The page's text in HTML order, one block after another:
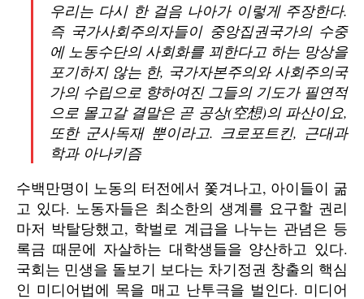
우리는 다시 한 걸음 나아가 이렇게 주장한다.
즉 국가사회주의자들이 중앙집권국가의 수중
에 노동수단의 사회화를 꾀한다고 하는 망상을
포기하지 않는 한, 국가자본주의와 사회주의국
가의 수립으로 향하여진 그들의 기도가 필연적
으로 몰고갈 결말은 곧 공상(空想)의 파산이요,
또한 군사독재 뿐이라고. 크로포트킨, 근대과
학과 아나키즘
수백만명이 노동의 터전에서 쫓겨나고, 아이들이 굶
고 있다. 노동자들은 최소한의 생계를 요구할 권리
마저 박탈당했고, 학벌로 계급을 나누는 관념은 등
록금 때문에 자살하는 대학생들을 양산하고 있다.
국회는 민생을 돌보기 보다는 차기정권 창출의 핵심
인 미디어법에 목을 매고 난투극을 벌인다. 미디어